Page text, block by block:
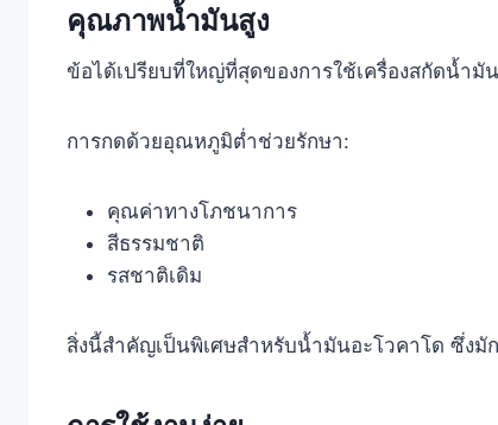
คุณภาพน้ำมันสูง
ข้อได้เปรียบที่ใหญ่ที่สุดของการใช้เครื่องสกัดน้ำ
การกดด้วยอุณหภูมิต่ำช่วยรักษา:
คุณค่าทางโภชนาการ
สีธรรมชาติ
รสชาติเดิม
สิ่งนี้สำคัญเป็นพิเศษสำหรับน้ำมันอะโวคาโด ซึ่ง